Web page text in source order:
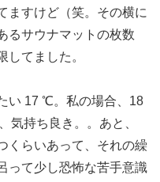
ますけど（笑。その横に
るサウナマットの枚数
してました。
い 17 ℃。私の場合、18
気持ち良き。。あと、
くらいあって、それの繰
って少し恐怖な苦手意識